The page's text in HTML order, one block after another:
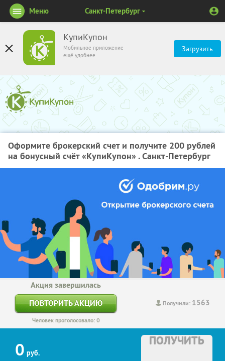
КупиКупон
Мобильное приложение
ещё удобнее
Загрузить
Меню Санкт-Петербург
Оформите брокерский счет и получите 200 рублей
на бонусный счёт «КупиКупон» . Санкт-Петербург
Получили: 1563
Акция завершилась
ПОВТОРИТЬ АКЦИЮ
Человек проголосовало: 0
0 руб.
ПОЛУЧИТЬ